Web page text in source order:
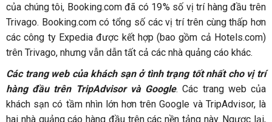
của chúng tôi, Booking.com đã có 19% số vị trí hàng đầu trên
Trivago. Booking.com có tổng số các vị trí trên cùng thấp hơn
các công ty Expedia được kết hợp (bao gồm cả Hotels.com)
trên Trivago, nhưng vẫn dẫn tất cả các nhà quảng cáo khác.
Các trang web của khách sạn ở tình trạng tốt nhất cho vị trí
hàng đầu trên TripAdvisor và Google. Các trang web của
khách sạn có tầm nhìn lớn hơn trên Google và TripAdvisor, là
hai nhà quảng cáo hàng đầu trên các nền tảng này. Ngược lại,